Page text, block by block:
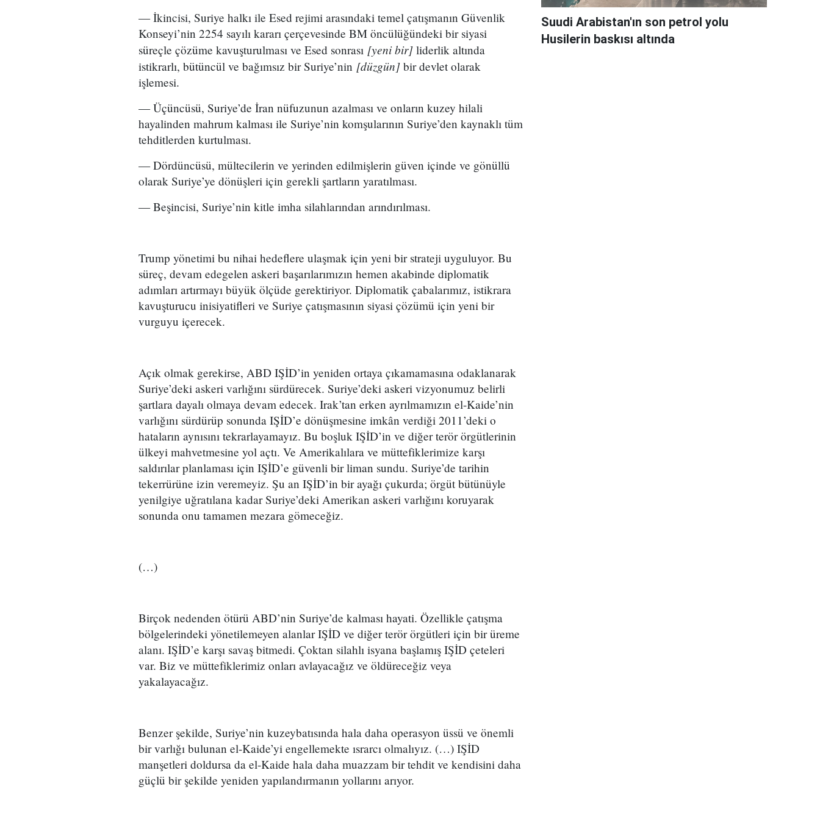
— İkincisi, Suriye halkı ile Esed rejimi arasındaki temel çatışmanın Güvenlik
Konseyi’nin 2254 sayılı kararı çerçevesinde BM öncülüğündeki bir siyasi
süreçle çözüme kavuşturulması ve Esed sonrası [yeni bir]liderlik altında
istikrarlı, bütüncül ve bağımsız bir Suriye’nin [düzgün]bir devlet olarak
işlemesi.
— Üçüncüsü, Suriye’de İran nüfuzunun azalması ve onların kuzey hilali
hayalinden mahrum kalması ile Suriye’nin komşularının Suriye’den kaynaklı tüm
tehditlerden kurtulması.
— Dördüncüsü, mültecilerin ve yerinden edilmişlerin güven içinde ve gönüllü
olarak Suriye’ye dönüşleri için gerekli şartların yaratılması.
— Beşincisi, Suriye’nin kitle imha silahlarından arındırılması.
Trump yönetimi bu nihai hedeflere ulaşmak için yeni bir strateji uyguluyor. Bu
süreç, devam edegelen askeri başarılarımızın hemen akabinde diplomatik
adımları artırmayı büyük ölçüde gerektiriyor. Diplomatik çabalarımız, istikrara
kavuşturucu inisiyatifleri ve Suriye çatışmasının siyasi çözümü için yeni bir
vurguyu içerecek.
Açık olmak gerekirse, ABD IŞİD’in yeniden ortaya çıkamamasına odaklanarak
Suriye’deki askeri varlığını sürdürecek. Suriye’deki askeri vizyonumuz belirli
şartlara dayalı olmaya devam edecek. Irak’tan erken ayrılmamızın el-Kaide’nin
varlığını sürdürüp sonunda IŞİD’e dönüşmesine imkân verdiği 2011’deki o
hataların aynısını tekrarlayamayız. Bu boşluk IŞİD’in ve diğer terör örgütlerinin
ülkeyi mahvetmesine yol açtı. Ve Amerikalılara ve müttefiklerimize karşı
saldırılar planlaması için IŞİD’e güvenli bir liman sundu. Suriye’de tarihin
tekerrürüne izin veremeyiz. Şu an IŞİD’in bir ayağı çukurda; örgüt bütünüyle
yenilgiye uğratılana kadar Suriye’deki Amerikan askeri varlığını koruyarak
sonunda onu tamamen mezara gömeceğiz.
(…)
Birçok nedenden ötürü ABD’nin Suriye’de kalması hayati. Özellikle çatışma
bölgelerindeki yönetilemeyen alanlar IŞİD ve diğer terör örgütleri için bir üreme
alanı. IŞİD’e karşı savaş bitmedi. Çoktan silahlı isyana başlamış IŞİD çeteleri
var. Biz ve müttefiklerimiz onları avlayacağız ve öldüreceğiz veya
yakalayacağız.
Benzer şekilde, Suriye’nin kuzeybatısında hala daha operasyon üssü ve önemli
bir varlığı bulunan el-Kaide’yi engellemekte ısrarcı olmalıyız. (…) IŞİD
manşetleri doldursa da el-Kaide hala daha muazzam bir tehdit ve kendisini daha
güçlü bir şekilde yeniden yapılandırmanın yollarını arıyor.
Suudi Arabistan'ın son petrol yolu
Husilerin baskısı altında